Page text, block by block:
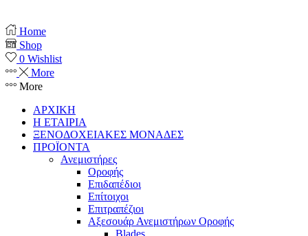
Home
Shop
0 Wishlist
More
More
ΑΡΧΙΚΗ
Η ΕΤΑΙΡΙΑ
ΞΕΝΟΔΟΧΕΙΑΚΕΣ ΜΟΝΑΔΕΣ
ΠΡΟΪΟΝΤΑ
Ανεμιστήρες
Οροφής
Επιδαπέδιοι
Επίτοιχοι
Επιτραπέζιοι
Αξεσουάρ Ανεμιστήρων Οροφής
Blades